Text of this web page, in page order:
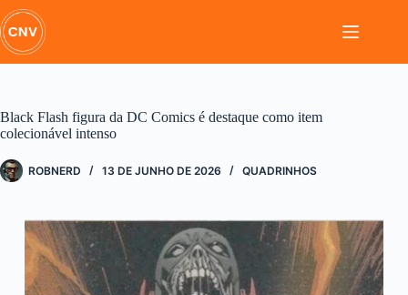
Pular
para
o
conteúdo
Black Flash figura da DC Comics é destaque como item
colecionável intenso
ROBNERD 13 DE JUNHO DE 2026 QUADRINHOS